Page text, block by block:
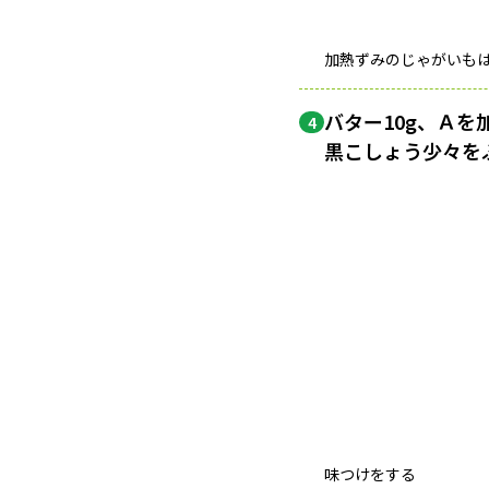
加熱ずみのじゃがいも
4 バター10g、Ａを
黒こしょう少々を
味つけをする